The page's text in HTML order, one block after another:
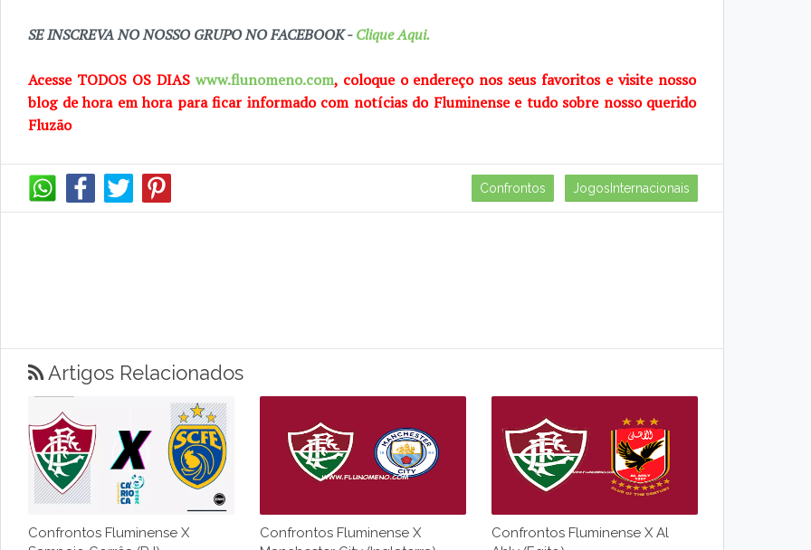
SE INSCREVA NO NOSSO GRUPO NO FACEBOOK -Clique Aqui.
Acesse TODOS OS DIAS www.flunomeno.com, coloque o endereço nos seus favoritos e visite nosso
blog dehora em hora para ficar informado com notícias do Fluminense e tudo sobre nosso querido
Fluzão
Confrontos JogosInternacionais
Artigos Relacionados
Confrontos Fluminense X
Confrontos Fluminense X
Confrontos Fluminense X Al